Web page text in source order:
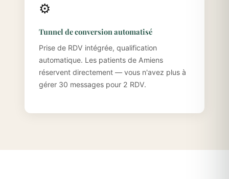
⚙️
Tunnel de conversion automatisé
Prise de RDV intégrée, qualification
automatique. Les patients de Amiens
réservent directement — vous n'avez plus à
gérer 30 messages pour 2 RDV.